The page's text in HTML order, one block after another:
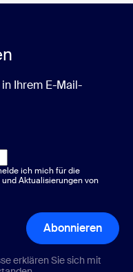
Ihrem E-Mail-
ich mich für die
Aktualisierungen von
Abonnieren
erklären Sie sich mit